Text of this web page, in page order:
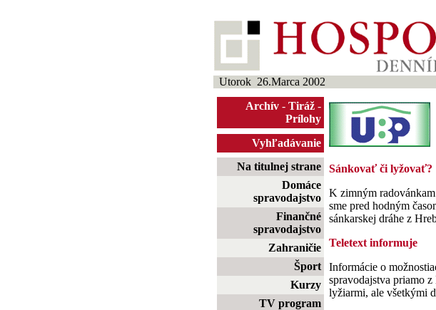
Utorok 26.Marca 2002
Archív - Tiráž -
Prílohy
Vyhľadávanie
Na titulnej strane
Domáce
spravodajstvo
Finančné
spravodajstvo
Zahraničie
Šport
Kurzy
TV program
Sánkovať či lyžovať?
K zimným
sme pred hodným
sánkarskej dráhe z
Teletext informuje
Informácie o
spravodajstva priamo
lyžiarmi, ale všetkými